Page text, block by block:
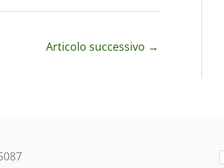
Articolo successivo →